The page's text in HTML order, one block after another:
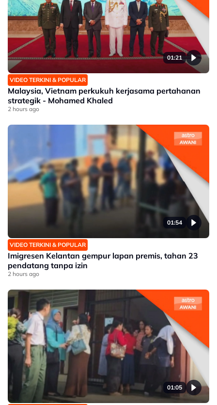
01:21
VIDEO TERKINI & POPULAR
Malaysia, Vietnam perkukuh kerjasama pertahanan
strategik - Mohamed Khaled
2 hours ago
01:54
VIDEO TERKINI & POPULAR
Imigresen Kelantan gempur lapan premis, tahan 23
pendatang tanpa izin
2 hours ago
01:05